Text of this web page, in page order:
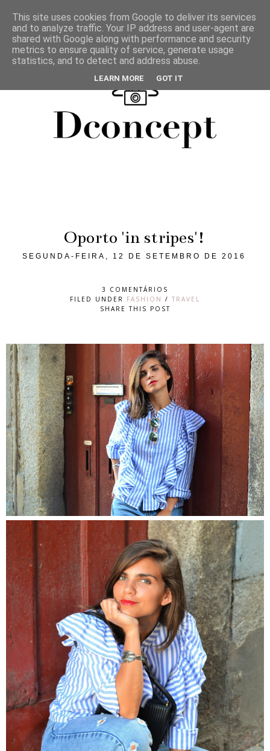
Oporto 'in stripes'!
SEGUNDA-FEIRA, 12 DE SETEMBRO DE 2016
3 COMENTÁRIOS
FILED UNDER FASHION / TRAVEL
SHARE THIS POST
This site uses cookies from Google to deliver its services
and to analyze traffic. Your IP address and user-agent are
shared with Google along with performance and security
metrics to ensure quality of service, generate usage
statistics, and to detect and address abuse.
LEARN MORE GOT IT